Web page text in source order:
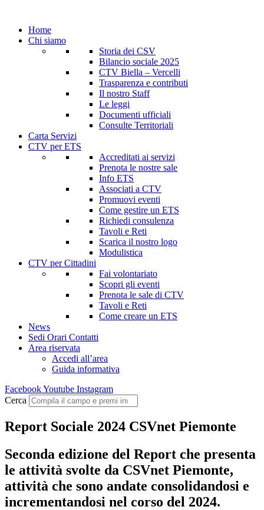
Home
Chi siamo
Storia dei CSV
Bilancio sociale 2025
CTV Biella – Vercelli
Trasparenza e contributi
Il nostro Staff
Le leggi
Documenti ufficiali
Consulte Territoriali
Carta Servizi
CTV per ETS
Accreditati ai servizi
Prenota le nostre sale
Info ETS
Associati a CTV
Promuovi eventi
Come gestire un ETS
Richiedi consulenza
Tavoli e Reti
Scarica il nostro logo
Modulistica
CTV per Cittadini
Fai volontariato
Scopri gli eventi
Prenota le sale di CTV
Tavoli e Reti
Come creare un ETS
News
Sedi Orari Contatti
Area riservata
Accedi all’area
Guida informativa
FacebookYoutube Instagram
Cerca
Report Sociale 2024 CSVnet Piemonte
Seconda edizione del Report che presenta
le attività svolte da CSVnet Piemonte,
attività che sono andate consolidandosi e
incrementandosi nel corso del 2024.